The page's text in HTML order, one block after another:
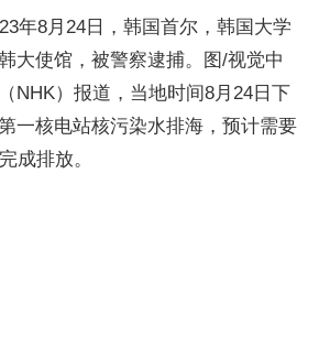
年8月24日，韩国首尔，韩国大学
大使馆，被警察逮捕。图/视觉中
NHK）报道，当地时间8月24日下
一核电站核污染水排海，预计需要
成排放。